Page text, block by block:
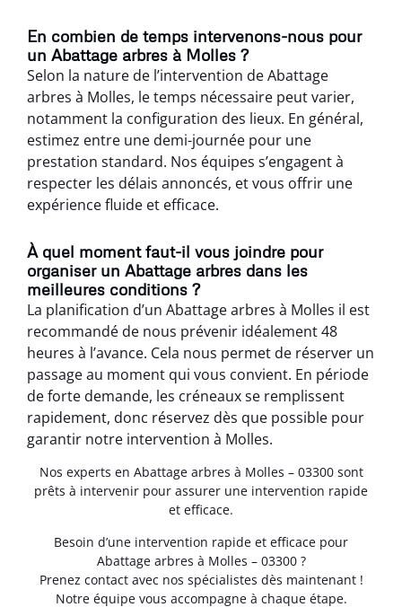
En combien de temps intervenons-nous pour
un Abattage arbres à Molles ?
Selon la nature de l’intervention de Abattage
arbres à Molles, le temps nécessaire peut varier,
notamment la configuration des lieux. En général,
estimez entre une demi-journée pour une
prestation standard. Nos équipes s’engagent à
respecter les délais annoncés, et vous offrir une
expérience fluide et efficace.
À quel moment faut-il vous joindre pour
organiser un Abattage arbres dans les
meilleures conditions ?
La planification d’un Abattage arbres à Molles il est
recommandé de nous prévenir idéalement 48
heures à l’avance. Cela nous permet de réserver un
passage au moment qui vous convient. En période
de forte demande, les créneaux se remplissent
rapidement, donc réservez dès que possible pour
garantir notre intervention à Molles.
Nos experts en Abattage arbres à Molles – 03300 sont
prêts à intervenir pour assurer une intervention rapide
et efficace.
Besoin d’une intervention rapide et efficace pour
Abattage arbres à Molles – 03300 ?
Prenez contact avec nos spécialistes dès maintenant !
Notre équipe vous accompagne à chaque étape.